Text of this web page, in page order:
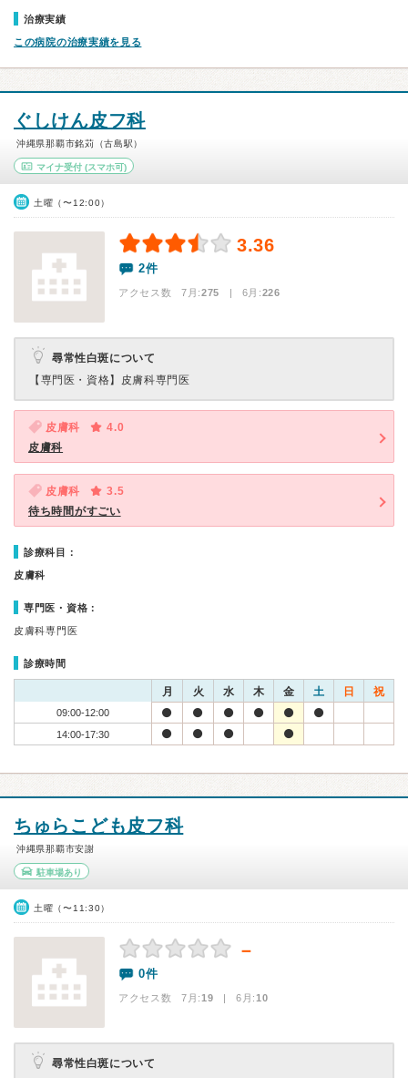
治療実績
この病院の治療実績を見る
ぐしけん皮フ科
沖縄県那覇市銘苅（古島駅）
マイナ受付 (スマホ可)
土曜（〜12:00）
3.36
2件
アクセス数 7月:275 | 6月:226
尋常性白斑について
【専門医・資格】 皮膚科専門医
皮膚科
4.0
皮膚科
皮膚科
3.5
待ち時間がすごい
診療科目：
皮膚科
専門医・資格：
皮膚科専門医
診療時間
月 火 水 木 金 土 日 祝
09:00-12:00
14:00-17:30
ちゅらこども皮フ科
沖縄県那覇市安謝
駐車場あり
土曜（〜11:30）
－
0件
アクセス数 7月:19 | 6月:10
尋常性白斑について